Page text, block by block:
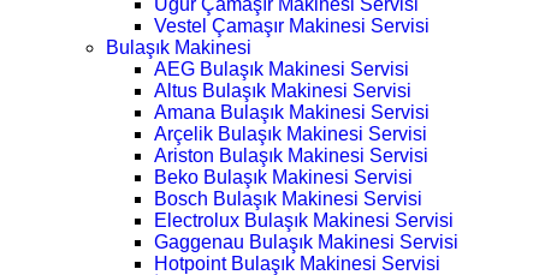
Vestel Çamaşır Makinesi Servisi
Bulaşık Makinesi
AEG Bulaşık Makinesi Servisi
Altus Bulaşık Makinesi Servisi
Amana Bulaşık Makinesi Servisi
Arçelik Bulaşık Makinesi Servisi
Ariston Bulaşık Makinesi Servisi
Beko Bulaşık Makinesi Servisi
Bosch Bulaşık Makinesi Servisi
Electrolux Bulaşık Makinesi Servisi
Gaggenau Bulaşık Makinesi Servisi
Hotpoint Bulaşık Makinesi Servisi